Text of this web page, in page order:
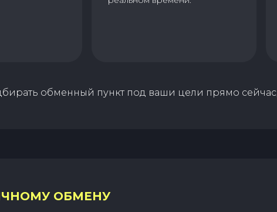
обменный пункт под ваши цели прямо сейчас,
ОБМЕНУ